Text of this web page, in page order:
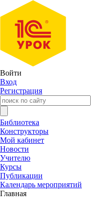
Войти
Вход
Регистрация
Библиотека
Конструкторы
Мой кабинет
Новости
Учителю
Курсы
Публикации
Календарь мероприятий
Главная